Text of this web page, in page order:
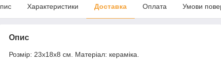
Характеристики Доставка Оплата Умови
Опис
Розмір: 23х18х8 см. Матеріал: кераміка.